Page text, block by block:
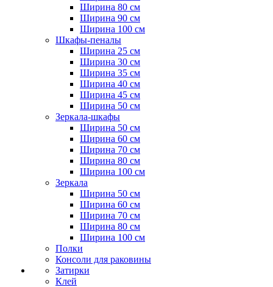
Ширина 80 см
Ширина 90 см
Ширина 100 см
Шкафы-пеналы
Ширина 25 см
Ширина 30 см
Ширина 35 см
Ширина 40 см
Ширина 45 см
Ширина 50 см
Зеркала-шкафы
Ширина 50 см
Ширина 60 см
Ширина 70 см
Ширина 80 см
Ширина 100 см
Зеркала
Ширина 50 см
Ширина 60 см
Ширина 70 см
Ширина 80 см
Ширина 100 см
Полки
Консоли для раковины
Затирки
Клей